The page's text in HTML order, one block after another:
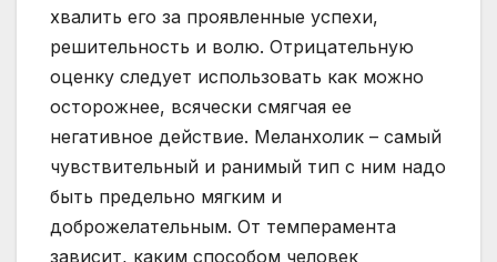
хвалить его за проявленные успехи,
решительность и волю. Отрицательную
оценку следует использовать как можно
осторожнее, всячески смягчая ее
негативное действие. Меланхолик – самый
чувствительный и ранимый тип с ним надо
быть предельно мягким и
доброжелательным. От темперамента
зависит, каким способом человек